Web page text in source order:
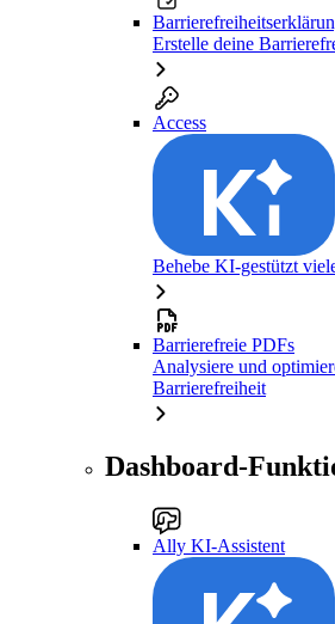
Erstelle deine
Access
Behebe KI-gestützt
Barrierefreie PDFs
Analysiere und
Barrierefreiheit
Dashboard-
Ally KI-Assistent